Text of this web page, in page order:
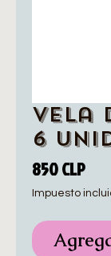
Vela
6
850 CLP
Impuesto